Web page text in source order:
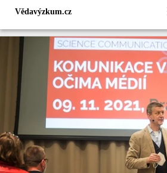
Vědavýzkum.cz